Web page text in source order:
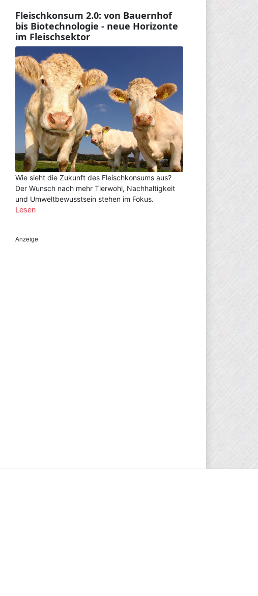
Fleischkonsum 2.0: von Bauernhof
bis Biotechnologie - neue Horizonte
im Fleischsektor
Wie sieht die Zukunft des Fleischkonsums aus?
Der Wunsch nach mehr Tierwohl, Nachhaltigkeit
und Umweltbewusstsein stehen im Fokus.
Lesen
Anzeige